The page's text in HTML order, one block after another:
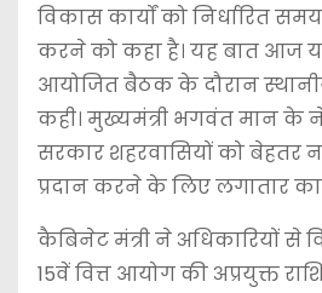
विकास कार्यों को निर्धारित
करने को कहा है। यह बात आज
आयोजित बैठक के दौरान
कही। मुख्यमंत्री भगवंत मान के
सरकार शहरवासियों को बेहतर
प्रदान करने के लिए लगातार
कैबिनेट मंत्री ने अधिकारियों से
15वें वित्त आयोग की अप्रयुक्त